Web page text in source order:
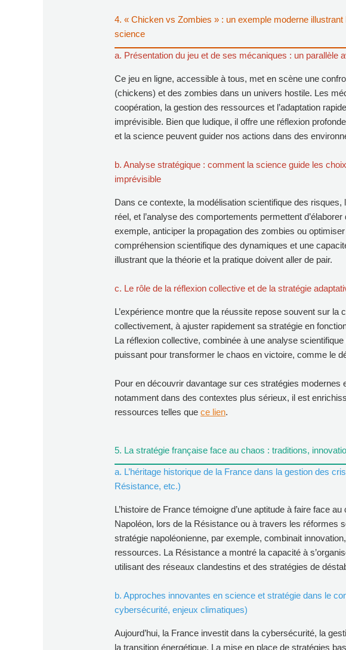
4. « Chicken vs Zombies » : un exemple moderne
science
a. Présentation du jeu et de ses mécaniques : un parallèle
Ce jeu en ligne, accessible à tous, met en scène une
(chickens) et des zombies dans un univers hostile. Les
coopération, la gestion des ressources et l’adaptation
imprévisible. Bien que ludique, il offre une réflexion
et la science peuvent guider nos actions dans des
b. Analyse stratégique : comment la science guide les
imprévisible
Dans ce contexte, la modélisation scientifique des risques,
réel, et l’analyse des comportements permettent
exemple, anticiper la propagation des zombies ou
compréhension scientifique des dynamiques et une
illustrant que la théorie et la pratique doivent aller de pair.
c. Le rôle de la réflexion collective et de la stratégie
L’expérience montre que la réussite repose souvent sur la
collectivement, à ajuster rapidement sa stratégie en
La réflexion collective, combinée à une analyse
puissant pour transformer le chaos en victoire, comme le
Pour en découvrir davantage sur ces stratégies modernes
notamment dans des contextes plus sérieux, il est
ressources telles quece lien.
5. La stratégie française face au chaos : traditions,
a. L’héritage historique de la France dans la gestion des
Résistance, etc.)
L’histoire de France témoigne d’une aptitude à faire face
Napoléon, lors de la Résistance ou à travers les réformes
stratégie napoléonienne, par exemple, combinait
ressources. La Résistance a montré la capacité à
utilisant des réseaux clandestins et des stratégies de
b. Approches innovantes en science et stratégie dans le
cybersécurité, enjeux climatiques)
Aujourd’hui, la France investit dans la cybersécurité, la
la transition énergétique. La mise en place de stratégies